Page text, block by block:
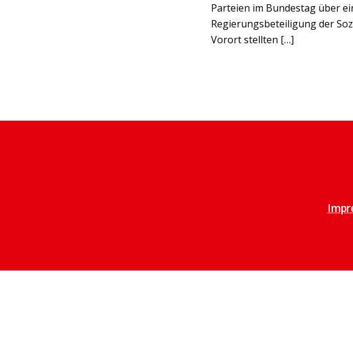
Parteien im Bundestag über
Regierungsbeteiligung der
Vorort stellten […]